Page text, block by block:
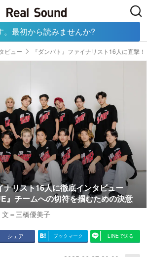
MOVIE TECH
ビュー 『ダンバト』ファイナリスト16人に直撃！
ナリスト16人に徹底インタビュー
』チームへの切符を掴むための決意
文＝三橋優美子
シェア ブックマーク LINEで送る
。最初から読みませんか?